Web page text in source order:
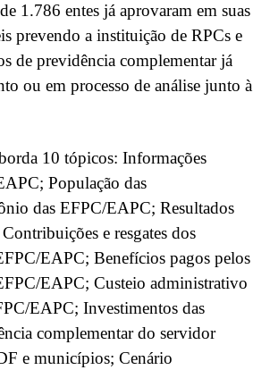
1.786 entes já aprovaram em suas
prevendo a instituição de RPCs e
de previdência complementar já
ou em processo de análise junto à
10 tópicos: Informações
População das
das EFPC/EAPC; Resultados
e resgates dos
EAPC; Benefícios pagos pelos
EAPC; Custeio administrativo
EAPC; Investimentos das
complementar do servidor
e municípios; Cenário